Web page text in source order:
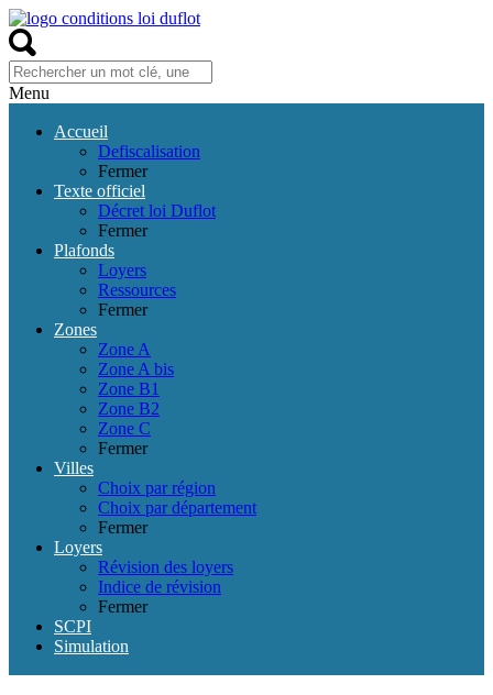
Menu
Accueil
Defiscalisation
Fermer
Texte officiel
Décret loi Duflot
Fermer
Plafonds
Loyers
Ressources
Fermer
Zones
Zone A
Zone A bis
Zone B1
Zone B2
Zone C
Fermer
Villes
Choix par région
Choix par département
Fermer
Loyers
Révision des loyers
Indice de révision
Fermer
SCPI
Simulation